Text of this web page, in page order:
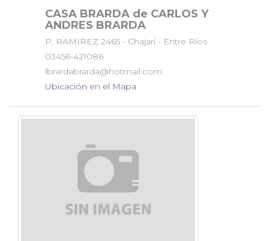
CASA BRARDA de CARLOS Y
ANDRES BRARDA
P. RAMIREZ 2465 - Chajarí - Entre Ríos
03456-421086
lbrardabrarda@hotmail.com
Ubicación en el Mapa